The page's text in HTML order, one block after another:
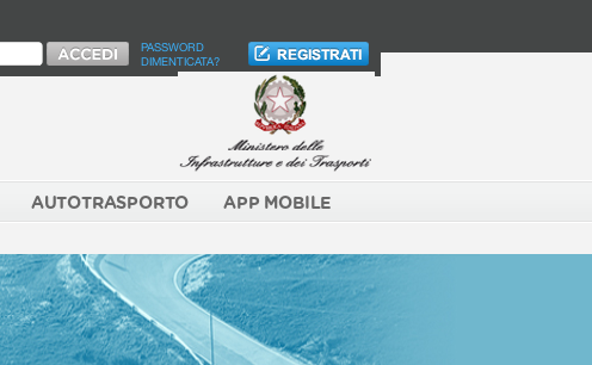
PASSWORD
DIMENTICATA?
AUTOTRASPORTO APP MOBILE